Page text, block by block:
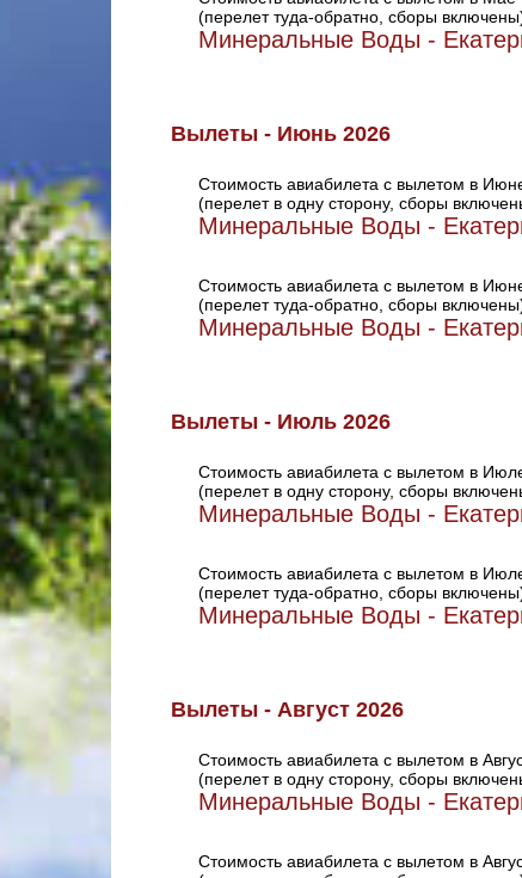
(перелет туда-обратно, сборы
Минеральные Воды -
Вылеты - Июнь 2026
Стоимость авиабилета с вылетом в
(перелет в одну сторону, сборы
Минеральные Воды -
Стоимость авиабилета с вылетом в
(перелет туда-обратно, сборы
Минеральные Воды -
Вылеты - Июль 2026
Стоимость авиабилета с вылетом в
(перелет в одну сторону, сборы
Минеральные Воды -
Стоимость авиабилета с вылетом в
(перелет туда-обратно, сборы
Минеральные Воды -
Вылеты - Август 2026
Стоимость авиабилета с вылетом в
(перелет в одну сторону, сборы
Минеральные Воды -
Стоимость авиабилета с вылетом в